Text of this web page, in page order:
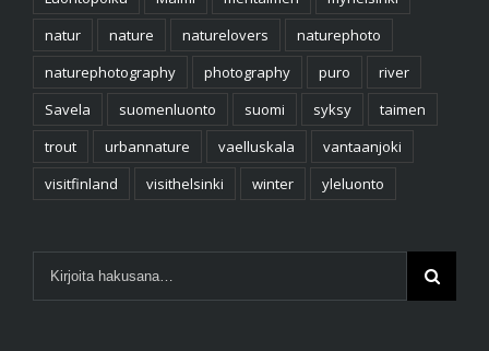
natur
nature naturelovers
naturephoto
naturephotography
photography puro
river
Savela
suomenluonto suomi syksy
taimen
trout
urbannature vaelluskala
vantaanjoki
visitfinland
visithelsinki winter yleluonto